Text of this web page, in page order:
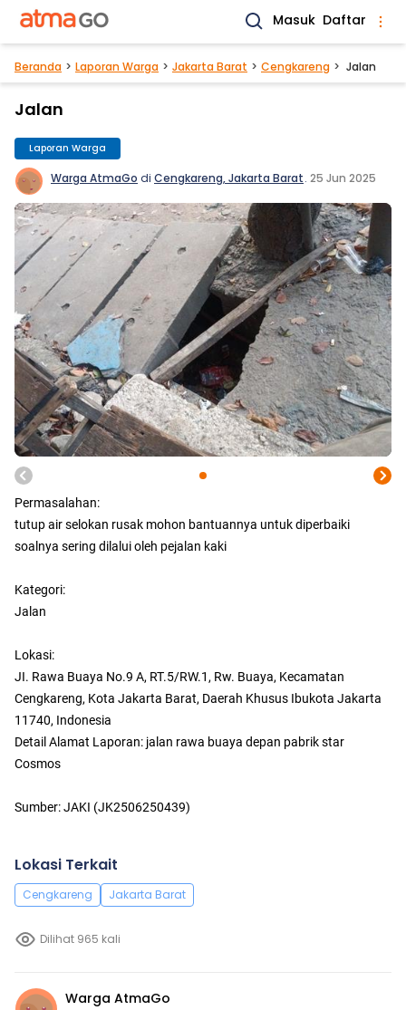
Masuk Daftar
Beranda Laporan Warga Jakarta Barat Cengkareng Jalan
Jalan
Laporan Warga
Warga AtmaGo di Cengkareng, Jakarta Barat. 25 Jun 2025
Permasalahan:
tutup air selokan rusak mohon bantuannya untuk diperbaiki
soalnya sering dilalui oleh pejalan kaki
Kategori:
Jalan
Lokasi:
JI. Rawa Buaya No.9 A, RT.5/RW.1, Rw. Buaya, Kecamatan
Cengkareng, Kota Jakarta Barat, Daerah Khusus Ibukota Jakarta
11740, Indonesia
Detail Alamat Laporan: jalan rawa buaya depan pabrik star
Cosmos
Sumber: JAKI (JK2506250439)
Lokasi Terkait
Cengkareng Jakarta Barat
Dilihat 965 kali
Warga AtmaGo